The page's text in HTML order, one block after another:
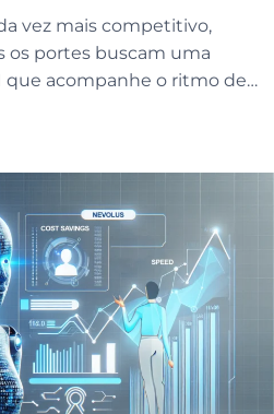
vez mais competitivo,
os portes buscam uma
que acompanhe o ritmo de…